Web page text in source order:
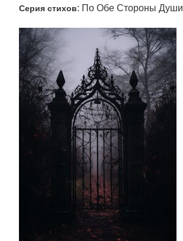
Серия стихов: По Обе Стороны Души